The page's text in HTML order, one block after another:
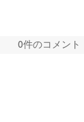
0件のコメント